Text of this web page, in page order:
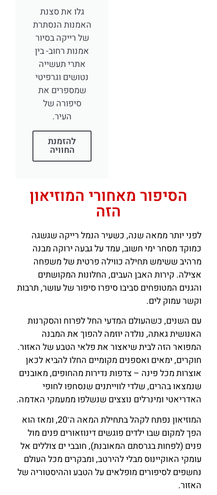
גלו את סצנת
האמנות הנסתרת
של רייקה בסיור
אמנות רחוב- בין
אתרי תעשייה
נטושים וגרפיטי
שמספרים את
סיפורה של
העיר.
להזמנת
החוויה
הסיפור מאחורי המוזיאון
הזה
לפני יותר ממאה שנה, כשעיר הנמל רייקה שגשגה
כמוקד מסחר ימי חשוב, עמד על גבעה ירוקה מבנה
מרהיב ששימש תחילה כווילה פרטית של משפחה
אצילה. קירות האבן העבים, החלונות המקושתים
והגנים המטופחים סביבו סיפרו סיפור של עושר, תרבות
וקשר עמוק לים.
עם השנים, כשהעולם המדעי החל לפרוח והסקרנות
האנושית גאתה, נולדה יוזמה להפוך את המבנה
המפואר הזה לבית שיאצור את פלאי הטבע של האזור.
חוקרים, ימאים ואספנים מקומיים החלו להביא לכאן
אוצרות מכל פינה – צדפות נדירות מהחופים, מאובנים
שנמצאו בהרים, שלדי לווייתנים שנסחפו לחופי
האדריאטי ומינרלים נוצצים שנשלפו ממעמקי האדמה.
המוזיאון נפתח לקהל בתחילת המאה ה־20, ומאז הוא
הפך למקום שבו ילדים פוגשים דינוזאורים פנים מול
פנים (לפחות בגרסתם המאובנת), חובבי ים צוללים אל
עומקי האוקיינוס מבלי להירטב, ומבקרים מכל העולם
נחשפים לסיפורים מופלאים על הטבע וההיסטוריה של
האזור.